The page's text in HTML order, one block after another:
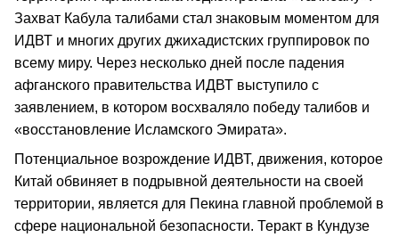
Захват Кабула талибами стал знаковым моментом для
ИДВТ и многих других джихадистских группировок по
всему миру. Через несколько дней после падения
афганского правительства ИДВТ выступило с
заявлением, в котором восхваляло победу талибов и
«восстановление Исламского Эмирата».
Потенциальное возрождение ИДВТ, движения, которое
Китай обвиняет в подрывной деятельности на своей
территории, является для Пекина главной проблемой в
сфере национальной безопасности. Теракт в Кундузе